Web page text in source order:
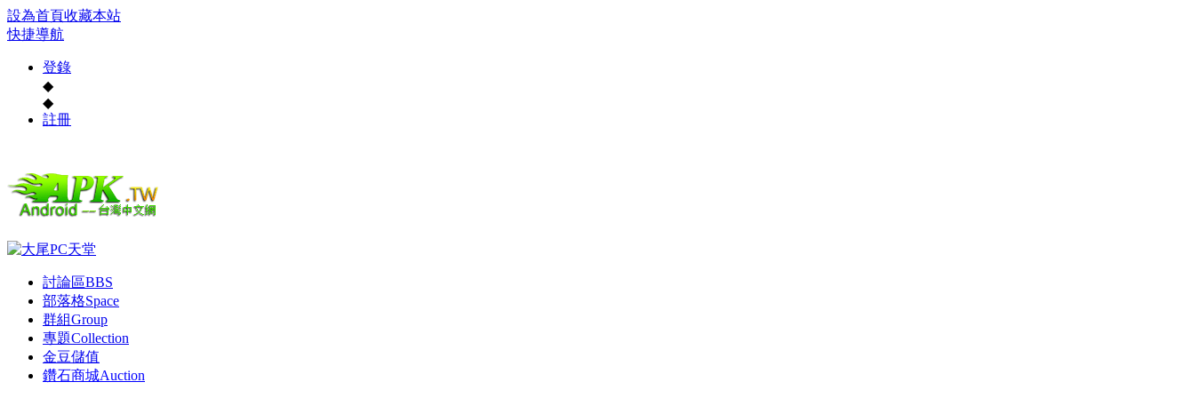
設為首頁收藏本站
快捷導航
登錄
◆
◆
註冊
討論區BBS
部落格Space
群組Group
專題Collection
金豆儲值
鑽石商城Auction